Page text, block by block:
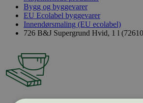
Bygg og byggevarer
EU Ecolabel byggevarer
Innendørsmaling (EU ecolabel)
726 B&J Supergrund Hvid, 1 l